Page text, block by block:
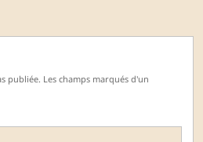
publiée. Les champs marqués d'un